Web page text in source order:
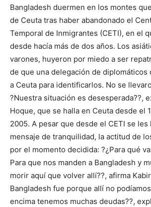
Bangladesh duermen en los montes
de Ceuta tras haber abandonado el
Temporal de Inmigrantes (CETI), en el
desde hacía más de dos años. Los
varones, huyeron por miedo a ser
de que una delegación de diplomáticos
a Ceuta para identificarlos. No se
?Nuestra situación es desesperada??,
Hoque, que se halla en Ceuta desde el
2005. A pesar que desde el CETI se
mensaje de tranquilidad, la actitud de
por el momento decidida: ?¿Para qué
Para que nos manden a Bangladesh y
morir aquí que volver allí??, afirma
Bangladesh fue porque allí no
encima tenemos muchas deudas??,